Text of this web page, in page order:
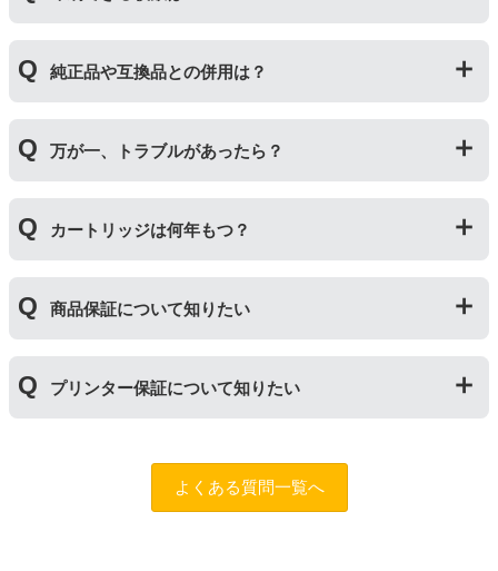
その他にも純正品、詰め替えインク、互換インクを比較
したブログ記事がございますのでよろしければご覧くだ
純正インク・互換インク・詰め替えインクの違い【まと
め】
インク量が入っており、純正インクと同等量の印刷がで
きます。（インクが純正品より多く入っていても、必ず
しも純正より印刷数量が多くなるわけではありませ
ん。）印刷枚数についてはご使用環境により大きく左右
純正品や互換品との併用は？
併用してご使用いただけます。（例：よく使うブラック
は互換インク、他の色は純正インクを使う等）ただし、
他社製品の詰め替えインクやインクカートリッジとの併
用おいては、当店でテストしておりません。万が一動作
ください。
万が一、トラブルがあったら？
ご相談ください。また互換インクカートリッジには「
ふ
たつの保証」を設けております。商品はご購入から１年
以内、ご使用プリンタ―についてもプリンターご購入か
ら１年以内であれば保証の適用が可能です。
カートリッジは何年もつ？
ら１年間とさせていただいておりますので、可能な限り
保証期間内に使い切っていただくようお願いいたしま
す。また、保管の際は直射日光の当たらない冷暗所での
保管をお願いいたします。
商品保証について知りたい
保証期間：ご購入日から１年間
トラブルが発生した際、サポートスタッフにご相談のう
品返金を承る制度です。
※商品の不具合ではなく、プリンターの操作方法によっ
て改善する場合もありますので、まずは当店までご相談
プリンター保証について知りたい
保証期間：プリンター本体ご購入日から１年間
当店のインクが原因でトラブルが発生し、サポートスタ
よくある質問一覧へ